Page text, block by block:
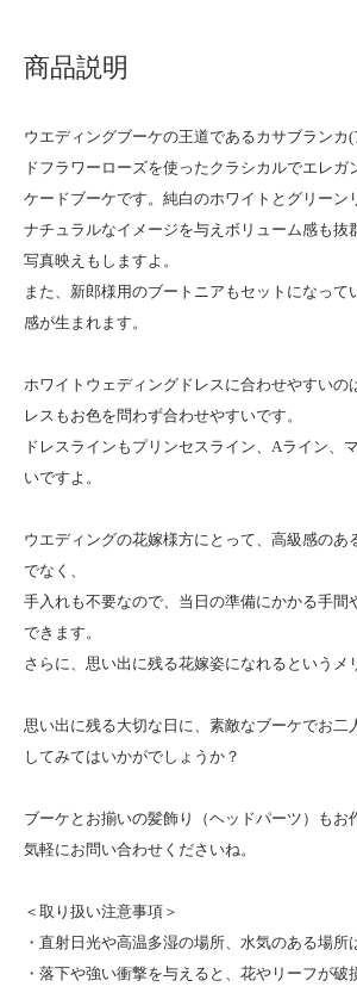
商品説明
ウエディングブーケの王道であるカサブランカ
ドフラワーローズを使ったクラシカルでエレガ
ケードブーケです。純白のホワイトとグリーン
ナチュラルなイメージを与えボリューム感も抜
写真映えもしますよ。
また、新郎様用のブートニアもセットになって
感が生まれます。
ホワイトウェディングドレスに合わせやすいの
レスもお色を問わず合わせやすいです。
ドレスラインもプリンセスライン、Aライン、
いですよ。
ウエディングの花嫁様方にとって、高級感のあ
でなく、
手入れも不要なので、当日の準備にかかる手間
できます。
さらに、思い出に残る花嫁姿になれるというメ
思い出に残る大切な日に、素敵なブーケでお二
してみてはいかがでしょうか？
ブーケとお揃いの髪飾り（ヘッドパーツ）もお
気軽にお問い合わせくださいね。
＜取り扱い注意事項＞
・直射日光や高温多湿の場所、水気のある場所
・落下や強い衝撃を与えると、花やリーフが破